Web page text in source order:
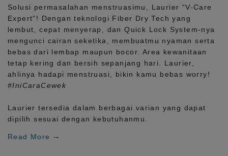
Solusi permasalahan menstruasimu, Laurier “V-Care
Expert”! Dengan teknologi Fiber Dry Tech yang
lembut, cepat menyerap, danQuick Lock System-nya
mengunci cairan seketika, membuatmu nyaman serta
bebas dari lembap maupun bocor. Area kewanitaan
tetap kering dan bersih sepanjang hari.
Laurier,
ahlinya hadapi menstruasi, bikin kamu bebas worry!
#IniCaraCewek
Laurier tersedia dalam berbagai varian yang dapat
dipilih sesuai dengan kebutuhanmu.
Read More